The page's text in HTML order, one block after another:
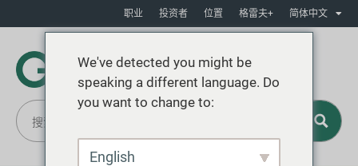
职业 投资者 位置 格雷夫+ 简体中文
We've detected you might be
speaking a different language. Do
you want to change to:
English